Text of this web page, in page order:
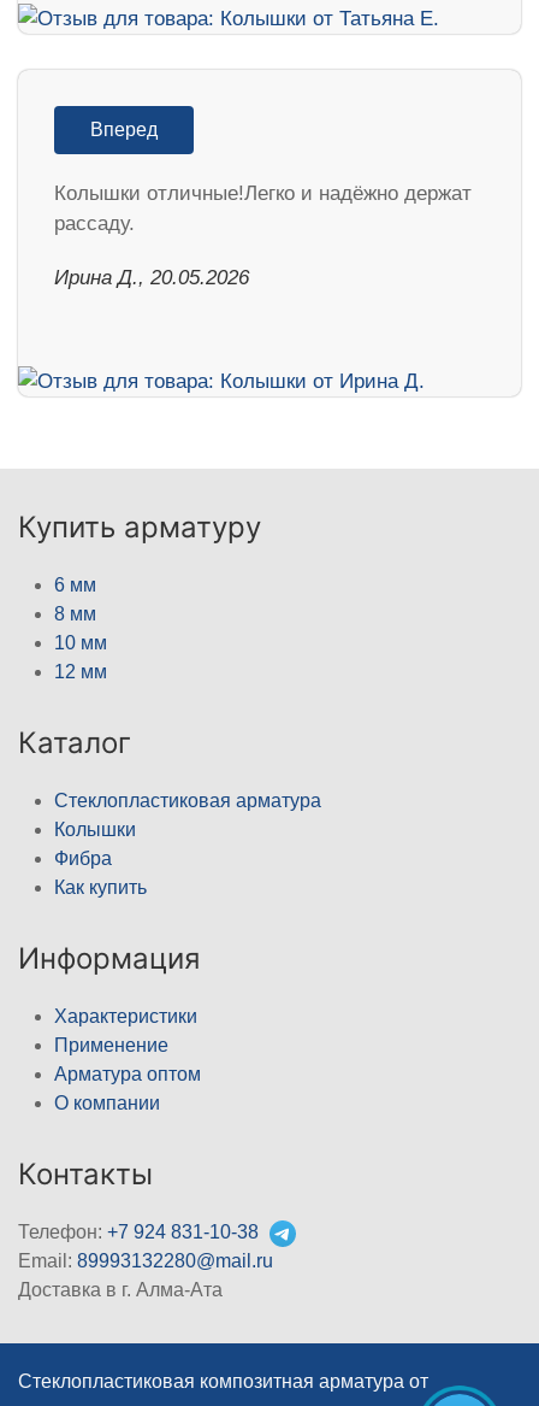
Вперед
Колышки отличные!Легко и надёжно держат
рассаду.
Ирина Д., 20.05.2026
Купить арматуру
6 мм
8 мм
10 мм
12 мм
Каталог
Стеклопластиковая арматура
Колышки
Фибра
Как купить
Информация
Характеристики
Применение
Арматура оптом
О компании
Контакты
Телефон: +7 924 831-10-38
Email: 89993132280@mail.ru
Доставка в г. Алма-Ата
Стеклопластиковая композитная арматура от